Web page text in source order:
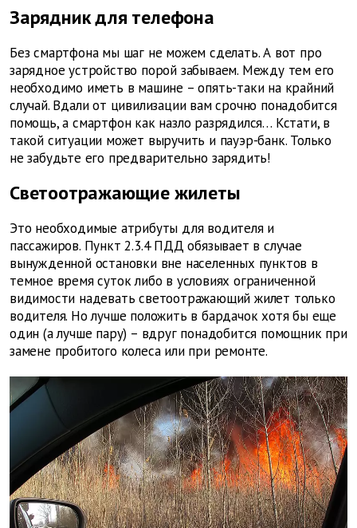
Зарядник для телефона
Без смартфона мы шаг не можем сделать. А вот про
зарядное устройство порой забываем. Между тем его
необходимо иметь в машине – опять-таки на крайний
случай. Вдали от цивилизации вам срочно понадобится
помощь, а смартфон как назло разрядился… Кстати, в
такой ситуации может выручить и пауэр-банк. Только
не забудьте его предварительно зарядить!
Светоотражающие жилеты
Это необходимые атрибуты для водителя и
пассажиров. Пункт 2.3.4 ПДД обязывает в случае
вынужденной остановки вне населенных пунктов в
темное время суток либо в условиях ограниченной
видимости надевать светоотражающий жилет только
водителя. Но лучше положить в бардачок хотя бы еще
один (а лучше пару) – вдруг понадобится помощник при
замене пробитого колеса или при ремонте.